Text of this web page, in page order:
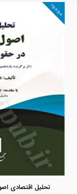
موجود
تحلیل اقتصادی